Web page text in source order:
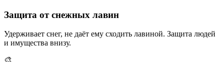
Защита от снежных лавин
Удерживает снег, не даёт ему сходить лавиной. Защита людей
и имущества внизу.
🎨